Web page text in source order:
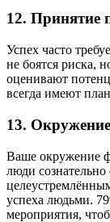
12. Принятие
Успех часто
не боятся риска,
оценивают
всегда имеют
13.
Ваше окружение
люди сознательно
успеха людьми.
мероприятия,